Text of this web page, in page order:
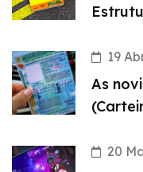
19
As
20